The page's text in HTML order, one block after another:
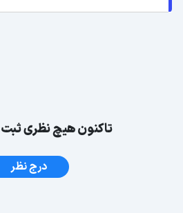
تاکنون هیچ نظری
درج نظر